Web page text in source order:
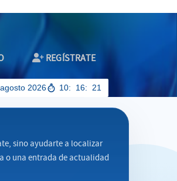
REGÍSTRATE
2026 10 16 22
sino ayudarte a localizar
o una entrada de actualidad